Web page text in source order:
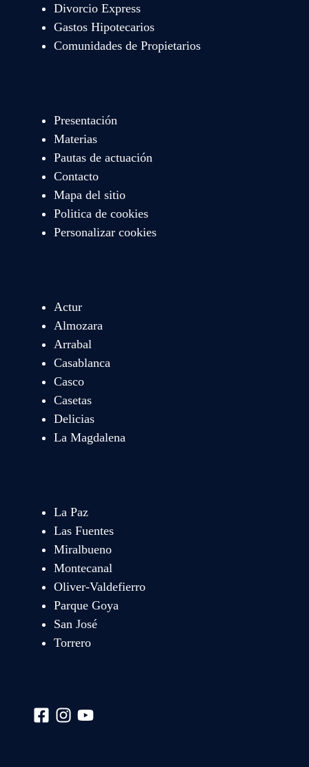
Divorcio Express
Gastos Hipotecarios
Comunidades de Propietarios
Presentación
Materias
Pautas de actuación
Contacto
Mapa del sitio
Politica de cookies
Personalizar cookies
Actur
Almozara
Arrabal
Casablanca
Casco
Casetas
Delicias
La Magdalena
La Paz
Las Fuentes
Miralbueno
Montecanal
Oliver-Valdefierro
Parque Goya
San José
Torrero